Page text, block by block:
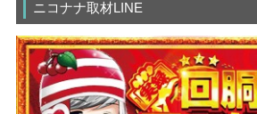
ニコナナ取材LINE